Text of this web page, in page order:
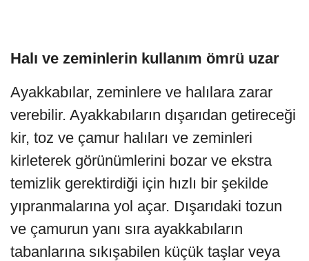
Halı ve zeminlerin kullanım ömrü uzar
Ayakkabılar, zeminlere ve halılara zarar
verebilir. Ayakkabıların dışarıdan getireceği
kir, toz ve çamur halıları ve zeminleri
kirleterek görünümlerini bozar ve ekstra
temizlik gerektirdiği için hızlı bir şekilde
yıpranmalarına yol açar. Dışarıdaki tozun
ve çamurun yanı sıra ayakkabıların
tabanlarına sıkışabilen küçük taşlar veya